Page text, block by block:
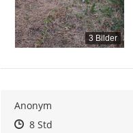
3 Bilder
Anonym
Zeitpunkt des Erstellens
Zeitpunkt des Erstellens
8 StdZur Äußerung